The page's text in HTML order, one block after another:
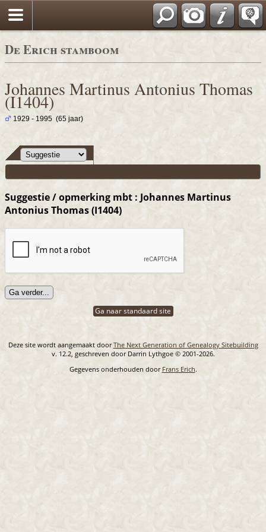
De Erich stamboom
Johannes Martinus Antonius Thomas
(I1404)
1929 - 1995 (65 jaar)
Suggestie / opmerking mbt : Johannes Martinus
Antonius Thomas (I1404)
Ga naar standaard site
Deze site wordt aangemaakt doorThe Next Generation of Genealogy Sitebuilding
v. 12.2, geschreven door Darrin Lythgoe © 2001-2026.
Gegevens onderhouden door Frans Erich.